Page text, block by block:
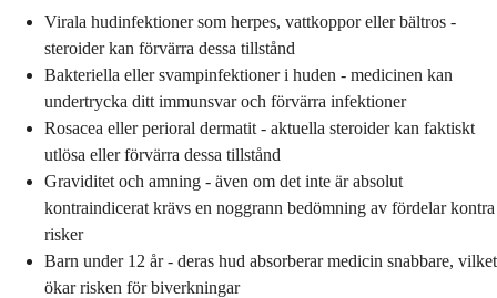
Virala hudinfektioner som herpes, vattkoppor eller bältros -
steroider kan förvärra dessa tillstånd
Bakteriella eller svampinfektioner i huden - medicinen kan
undertrycka ditt immunsvar och förvärra infektioner
Rosacea eller perioral dermatit - aktuella steroider kan faktiskt
utlösa eller förvärra dessa tillstånd
Graviditet och amning - även om det inte är absolut
kontraindicerat krävs en noggrann bedömning av fördelar kontra
risker
Barn under 12 år - deras hud absorberar medicin snabbare, vilket
ökar risken för biverkningar